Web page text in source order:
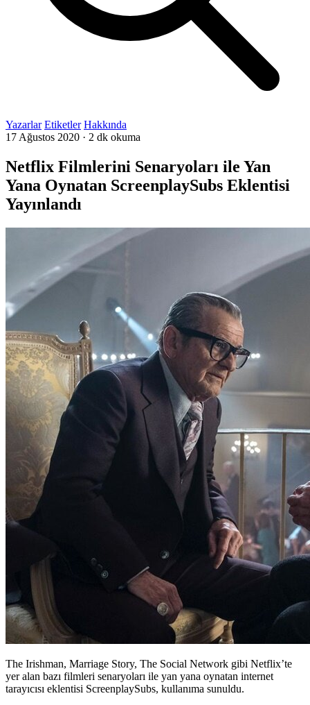
Yazarlar Etiketler Hakkında
17 Ağustos 2020 · 2 dk okuma
Netflix Filmlerini Senaryoları ile Yan
Yana Oynatan ScreenplaySubs Eklentisi
Yayınlandı
The Irishman, Marriage Story, The Social Network gibi Netflix’te
yer alan bazı filmleri senaryoları ile yan yana oynatan internet
tarayıcısı eklentisi ScreenplaySubs, kullanıma sunuldu.